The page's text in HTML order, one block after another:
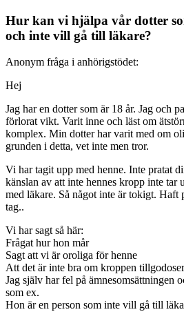
Hur kan vi hjälpa vår dotter
och inte vill gå till läkare?
Anonym fråga i anhörigstödet:
Hej
Jag har en dotter som är 18 år. Jag och
förlorat vikt. Varit inne och läst om
komplex. Min dotter har varit med om
grunden i detta, vet inte men tror.
Vi har tagit upp med henne. Inte pratat
känslan av att inte hennes kropp inte
med läkare. Så något inte är tokigt. Haft
tag..
Vi har sagt så här:
Frågat hur hon mår
Sagt att vi är oroliga för henne
Att det är inte bra om kroppen
Jag själv har fel på ämnesomsättningen
som ex.
Hon är en person som inte vill gå till